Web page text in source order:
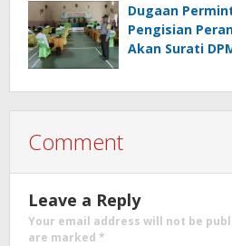
Dugaan
Pengisian
Akan Surati
Comment
Leave a Reply
Your email address will not be
are marked *